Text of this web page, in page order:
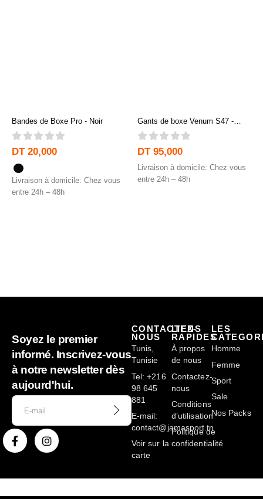
Bandes de Boxe Pro - Noir
0out of 5
DT20,000
Livraison à domicile: Chez vous
entre 24h – 48h
Gants de boxe Venum S47 -
Noir/Orange
0out of 5
DT95,000
Livraison à domicile: Chez vous
entre 24h – 48h
Soyez le premier
informé. Inscrivez-vous
à notre newsletter dès
aujourd'hui.
CONTACTEZ-
NOUS
Tunis,
Tunisie
Tel: +216
98 645
881
E-mail:
contact@jamasport.tn
Voir sur la
carte
LIENS
RAPIDES
À propos
de nous
Contactez-
nous
Conditions
d’utilisation
Politique de
confidentialité
LES
Homme
Femme
Sport
Sale
Nos Packs